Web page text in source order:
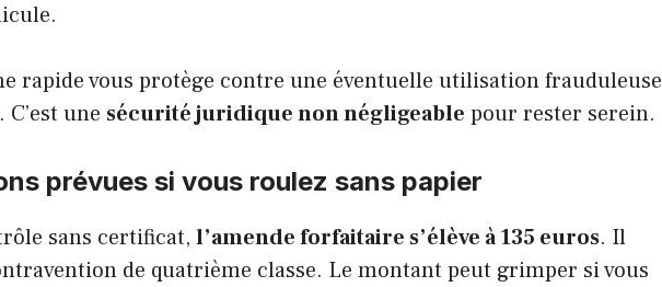
rapide vous protège contre une éventuelle utilisation frauduleuse
une sécurité juridique non négligeable pour rester serein.
prévues si vous roulez sans papier
sans certificat, l’amende forfaitaire s’élève à 135 euros. Il
de quatrième classe. Le montant peut grimper si vous